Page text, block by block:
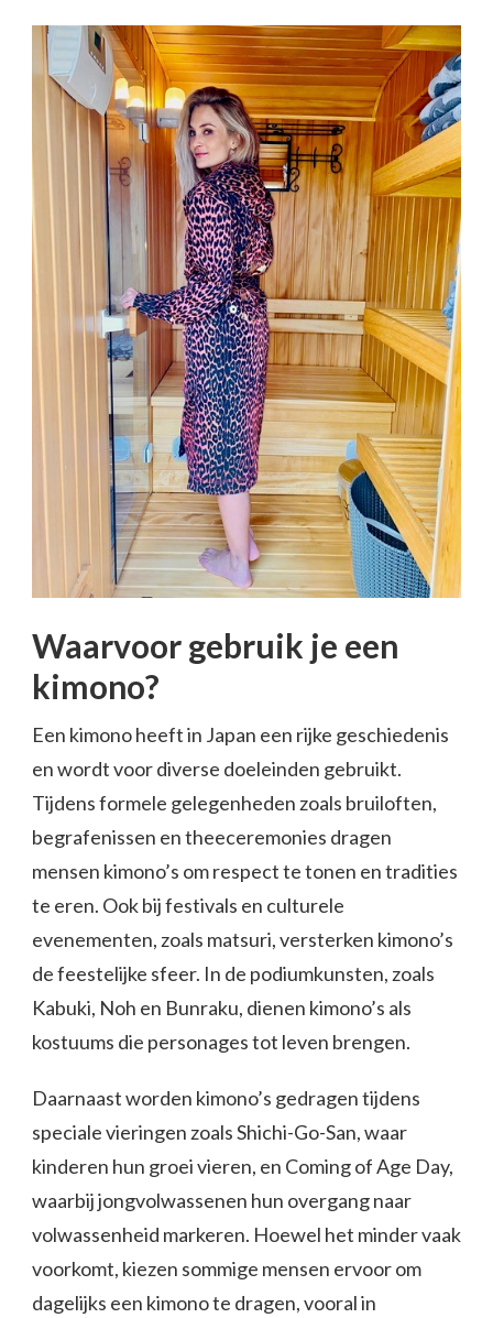
Waarvoor gebruik je een
kimono?
Een kimono heeft in Japan een rijke geschiedenis
en wordt voor diverse doeleinden gebruikt.
Tijdens formele gelegenheden zoals bruiloften,
begrafenissen en theeceremonies dragen
mensen kimono’s om respect te tonen en tradities
te eren. Ook bij festivals en culturele
evenementen, zoals matsuri, versterken kimono’s
de feestelijke sfeer. In de podiumkunsten, zoals
Kabuki, Noh en Bunraku, dienen kimono’s als
kostuums die personages tot leven brengen.
Daarnaast worden kimono’s gedragen tijdens
speciale vieringen zoals Shichi-Go-San, waar
kinderen hun groei vieren, en Coming of Age Day,
waarbij jongvolwassenen hun overgang naar
volwassenheid markeren. Hoewel het minder vaak
voorkomt, kiezen sommige mensen ervoor om
dagelijks een kimono te dragen, vooral in